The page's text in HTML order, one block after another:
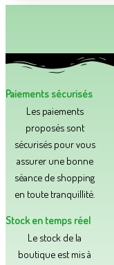
Paiements sécurisés
Les paiements
proposés sont
sécurisés pour vous
assurer une bonne
séance de shopping
en toute tranquillité.​
Stock en temps réel
Le stock de la
boutique est mis à